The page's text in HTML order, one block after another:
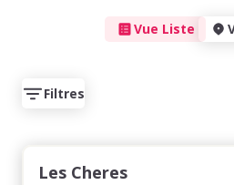
Vue Liste
Filtres
Les Cheres